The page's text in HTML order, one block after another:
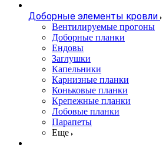
Доборные элементы кровли
Вентилируемые прогоны
Доборные планки
Ендовы
Заглушки
Капельники
Карнизные планки
Коньковые планки
Крепежные планки
Лобовые планки
Парапеты
Еще